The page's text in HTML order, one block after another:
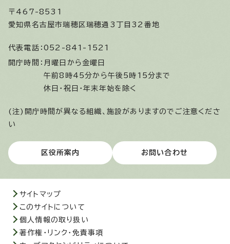
〒467-8531
愛知県名古屋市瑞穂区瑞穂通3丁目32番地
代表電話： 052-841-1521
開庁時間： 月曜日から金曜日
午前8時45分から午後5時15分まで
休日・祝日・年末年始を除く
(注)開庁時間が異なる組織、施設がありますのでご注意くださ
い
区役所案内 お問い合わせ
サイトマップ
このサイトについて
個人情報の取り扱い
著作権・リンク・免責事項